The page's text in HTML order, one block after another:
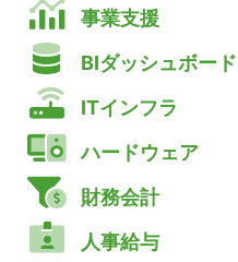
事業支援
BIダッシュボード
ITインフラ
ハードウェア
財務会計
人事給与